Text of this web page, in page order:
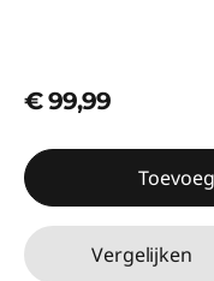
€ 99,99
Vergelijken